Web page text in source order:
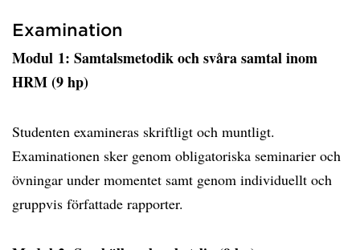
Examination
Modul 1: Samtalsmetodik och svåra samtal inom
HRM (9 hp)
Studenten examineras skriftligt och muntligt.
Examinationen sker genom obligatoriska seminarier och
övningar under momentet samt genom individuellt och
gruppvis författade rapporter.